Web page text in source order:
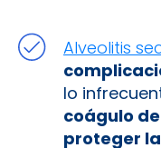
Alveolitis
lo
coágulo
proteger